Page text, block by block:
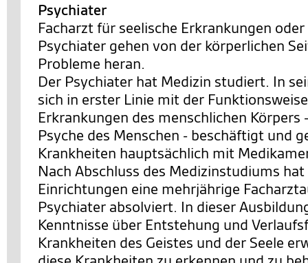
Psychiater
Facharzt für seelische Erkrankungen
Psychiater gehen von der körperlichen
Probleme heran.
Der Psychiater hat Medizin studiert. In
sich in erster Linie mit der
Erkrankungen des menschlichen Körpers
Psyche des Menschen - beschäftigt und
Krankheiten hauptsächlich mit
Nach Abschluss des Medizinstudiums
Einrichtungen eine mehrjährige
Psychiater absolviert. In dieser
Kenntnisse über Entstehung und
Krankheiten des Geistes und der Seele